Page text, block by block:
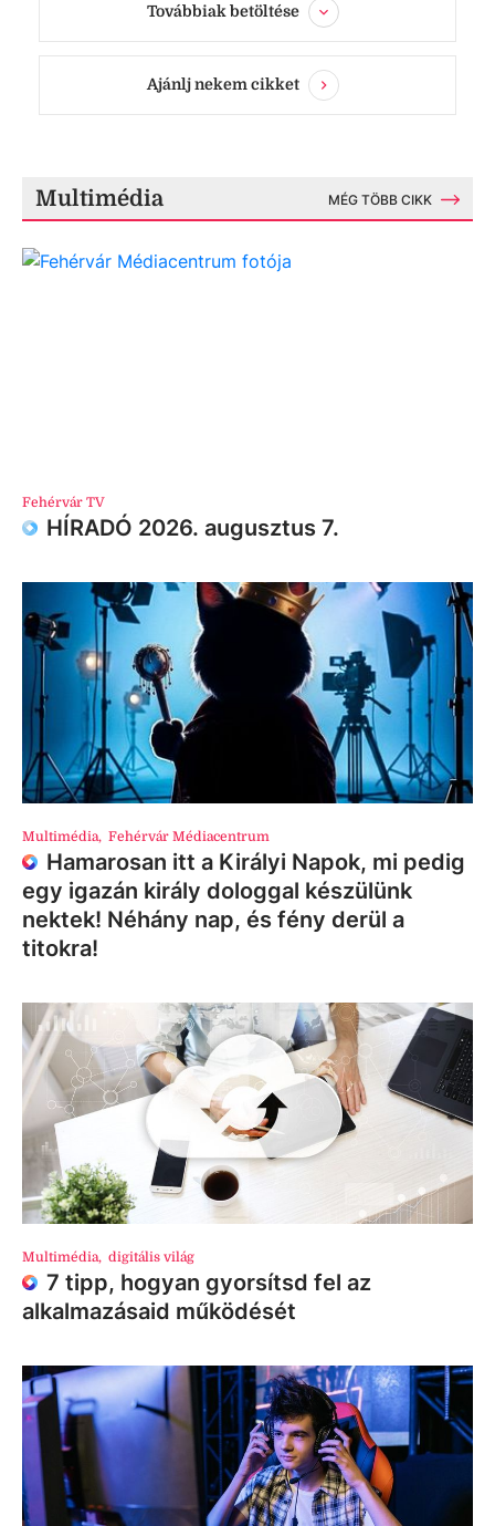
Továbbiak betöltése
Ajánlj nekem cikket
Multimédia MÉG TÖBB CIKK
Fehérvár TV
HÍRADÓ 2026. augusztus 7.
Multimédia, Fehérvár Médiacentrum
Hamarosan itt a Királyi Napok, mi pedig
egy igazán király dologgal készülünk
nektek! Néhány nap, és fény derül a
titokra!
Multimédia, digitális világ
7 tipp, hogyan gyorsítsd fel az
alkalmazásaid működését